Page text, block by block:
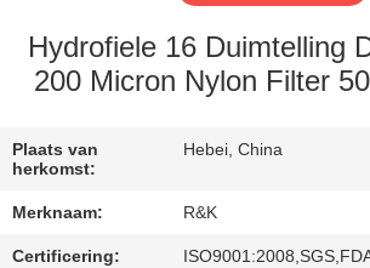
CONTACTEER
ONS
NIEUWS
Hydrofiele 16 Duimtelling
200 Micron Nylon Filter
Plaats van
herkomst:
Hebei, China
Merknaam: R&K
Certificering: